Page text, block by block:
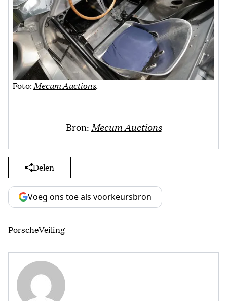
Foto: Mecum Auctions.
Bron: Mecum Auctions
Delen
Voeg ons toe als voorkeursbron
PorscheVeiling